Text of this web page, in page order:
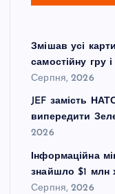
Змішав усі
самостійну гру
Серпня, 2026
JEF замість
випередити
2026
Інформаційна
знайшло $1 млн
Серпня, 2026